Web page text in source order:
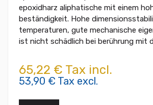
epoxidharz aliphatische mit einem
beständigkeit. Hohe
temperaturen, gute mechanische
ist nicht schädlich bei berührung mit
65,22 € Tax incl.
53,90 € Tax excl.